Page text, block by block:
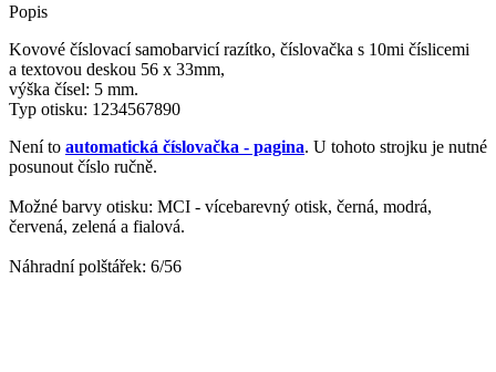
Popis
Kovové číslovací samobarvicí razítko, číslovačka s 10mi číslicemi
a textovou deskou 56 x 33mm,
výška čísel: 5 mm.
Typ otisku: 1234567890
Není to automatická číslovačka - pagina. U tohoto strojku je nutné
posunout číslo ručně.
Možné barvy otisku: MCI - vícebarevný otisk, černá, modrá,
červená, zelená a fialová.
Náhradní polštářek: 6/56